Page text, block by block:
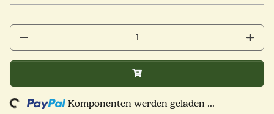
Komponenten werden geladen ...